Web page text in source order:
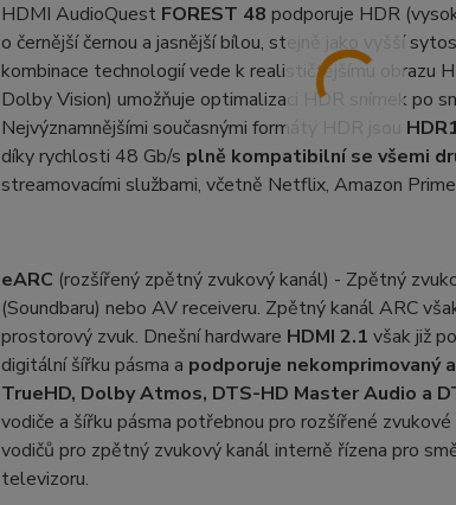
HDMI AudioQuest FOREST 48 podporuje HDR
o černější černou a jasnější bílou, stejně jako vyšší
kombinace technologií vede k realističtějšímu obrazu
Dolby Vision) umožňuje optimalizaci HDR snímek po
Nejvýznamnějšími současnými formáty HDR jsou
díky rychlosti 48 Gb/s plně kompatibilní se všemi
streamovacími službami, včetně Netflix, Amazon
eARC (rozšířený zpětný zvukový kanál) - Zpětný
(Soundbaru) nebo AV receiveru. Zpětný kanál ARC
prostorový zvuk. Dnešní hardware HDMI 2.1 však již
digitální šířku pásma a podporuje nekomprimovaný
TrueHD, Dolby Atmos, DTS-HD Master Audio a
vodiče a šířku pásma potřebnou pro rozšířené
vodičů pro zpětný zvukový kanál interně řízena pro
televizoru.